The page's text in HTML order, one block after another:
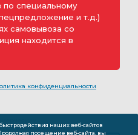
по специальному
и т.д.)
самовывоза со
находится в
конфиденциальности
права на
наших веб-сайтов
посещение веб-сайта, вы